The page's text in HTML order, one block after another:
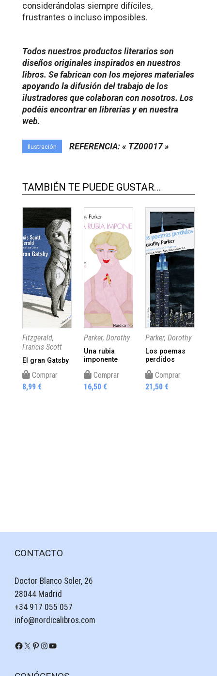
considerándolas siempre difíciles,
frustrantes o incluso imposibles.
Todos nuestros productos literarios son
diseños originales inspirados en nuestros
libros. Se fabrican con los mejores materiales
apoyando la difusión del trabajo de los
ilustradores que colaboran con nosotros. Los
podéis encontrar en librerías y en nuestra
web.
Ilustración REFERENCIA: « TZ00017 »
TAMBIÉN TE PUEDE GUSTAR...
Fitzgerald,
Francis Scott
El gran Gatsby
Comprar
8,99 €
Parker, Dorothy
Una rubia
imponente
Comprar
16,50 €
Parker, Dorothy
Los poemas
perdidos
Comprar
21,50 €
CONTACTO
Doctor Blanco Soler, 26
28044 Madrid
+34 917 055 057
info@nordicalibros.com
Facebook
X Pinterest
Instagram
YouTube